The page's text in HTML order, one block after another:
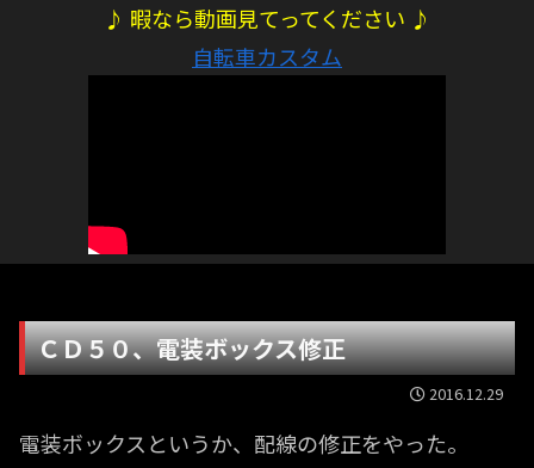
♪ 暇なら動画見てってください ♪
自転車カスタム
ＣＤ５０、電装ボックス修正
2016.12.29
電装ボックスというか、配線の修正をやった。